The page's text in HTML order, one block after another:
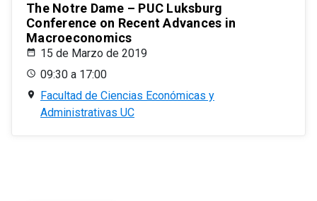
The Notre Dame – PUC Luksburg
Conference on Recent Advances in
Macroeconomics
15 de Marzo de 2019
09:30 a 17:00
Facultad de Ciencias Económicas y
Administrativas UC